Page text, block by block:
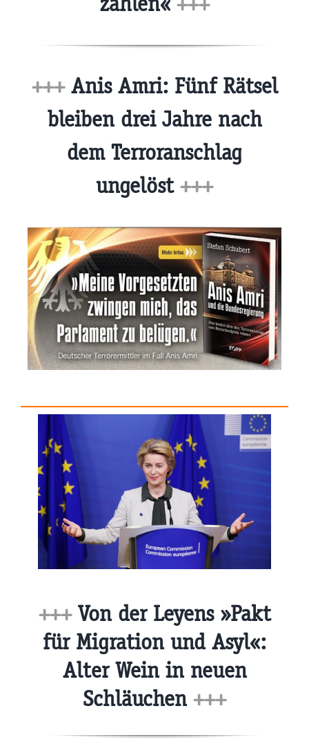
+++Anis Amri: Fünf Rätsel
bleiben drei Jahre nach
dem Terroranschlag
ungelöst +++
+++Von der Leyens »Pakt
für Migration und Asyl«:
Alter Wein in neuen
Schläuchen +++